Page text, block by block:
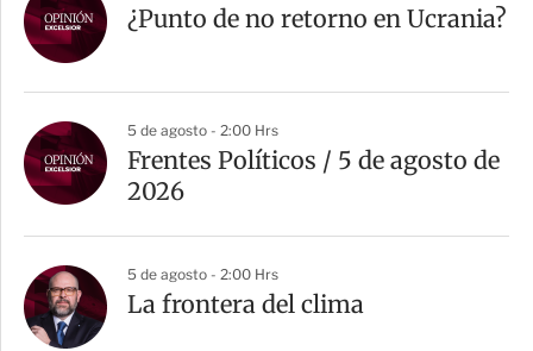
¿Punto de no retorno en Ucrania?
5 de agosto - 2:00 Hrs
Frentes Políticos / 5 de agosto de
2026
5 de agosto - 2:00 Hrs
La frontera del clima